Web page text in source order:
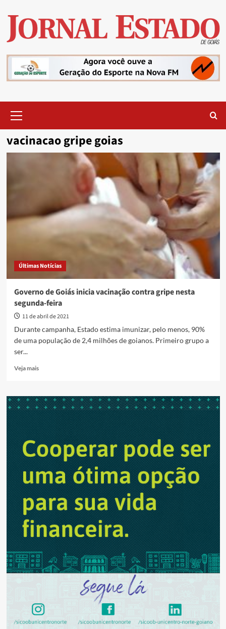
content
Menu
vacinacao gripe goias
Últimas Notícias
Governo de Goiás inicia vacinação contra gripe nesta
segunda-feira
11 de abril de 2021
Durante campanha, Estado estima imunizar, pelo menos, 90%
de uma população de 2,4 milhões de goianos. Primeiro grupo a
ser...
Veja maisRead
Governo
contra
gripe
segunda-
feira